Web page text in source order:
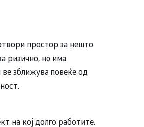
простор за нешто
ризично, но има
зближува повеќе од
на кој долго работите.